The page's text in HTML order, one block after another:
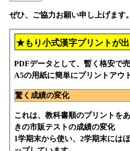
ぜひ、ご協力お願い申し上げます。